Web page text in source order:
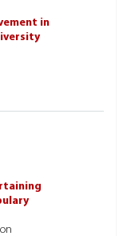
in